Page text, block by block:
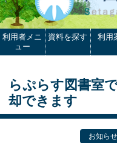
利用者メニ
ュー
資料を探す 利用
らぷらす図書室
却できます
お知らせ